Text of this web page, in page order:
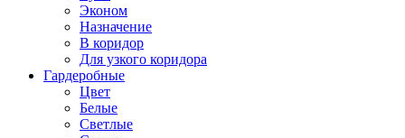
Эконом
Назначение
В коридор
Для узкого коридора
Гардеробные
Цвет
Белые
Светлые